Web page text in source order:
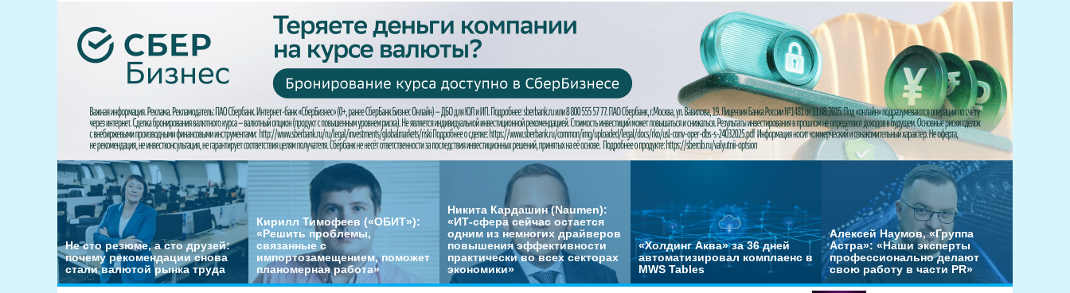
Не сто резюме, а сто друзей:
почему рекомендации снова
стали валютой рынка труда
Кирилл Тимофеев («ОБИТ»):
«Решить проблемы,
связанные с
импортозамещением, поможет
планомерная работа»
Никита Кардашин (Naumen):
«ИТ-сфера сейчас остается
одним из немногих драйверов
повышения эффективности
практически во всех секторах
экономики»
«Холдинг Аква» за 36 дней
автоматизировал комплаенс в
MWS Tables
Алексей Наумов, «Группа
Астра»: «Наши эксперты
профессионально делают
свою работу в части PR»